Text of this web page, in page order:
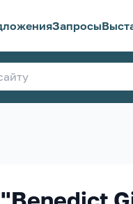
Запросы